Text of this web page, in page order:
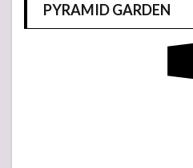
PYRAMID GARDEN